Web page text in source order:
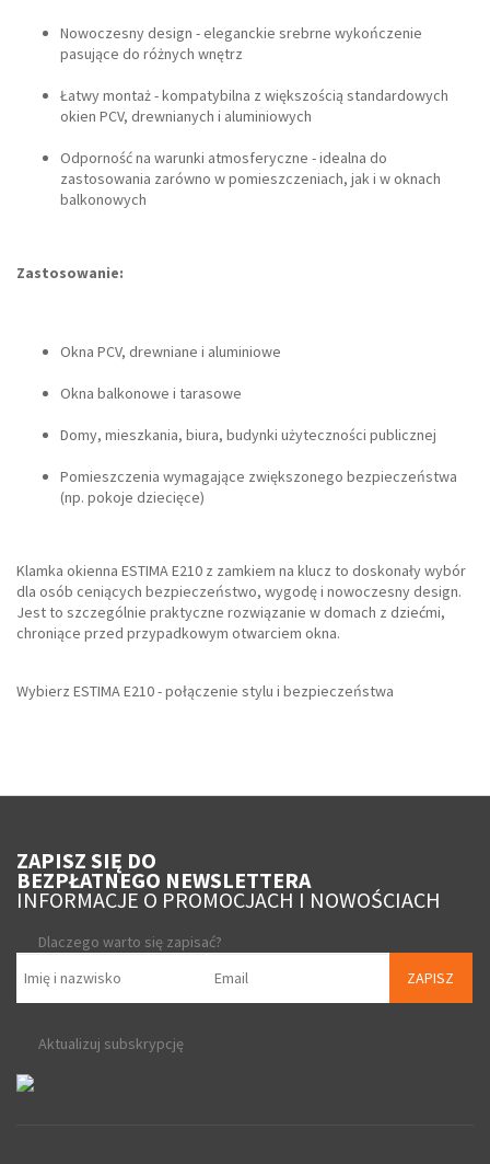
Nowoczesny design - eleganckie srebrne wykończenie
pasujące do różnych wnętrz
Łatwy montaż - kompatybilna z większością standardowych
okien PCV, drewnianych i aluminiowych
Odporność na warunki atmosferyczne - idealna do
zastosowania zarówno w pomieszczeniach, jak i w oknach
balkonowych
Zastosowanie:
Okna PCV, drewniane i aluminiowe
Okna balkonowe i tarasowe
Domy, mieszkania, biura, budynki użyteczności publicznej
Pomieszczenia wymagające zwiększonego bezpieczeństwa
(np. pokoje dziecięce)
Klamka okienna ESTIMA E210 z zamkiem na klucz to doskonały wybór
dla osób ceniących bezpieczeństwo, wygodę i nowoczesny design.
Jest to szczególnie praktyczne rozwiązanie w domach z dziećmi,
chroniące przed przypadkowym otwarciem okna.
Wybierz ESTIMA E210 - połączenie stylu i bezpieczeństwa
ZAPISZ SIĘ DO
BEZPŁATNEGO NEWSLETTERA
INFORMACJE O PROMOCJACH I NOWOŚCIACH
Dlaczego warto się zapisać?
ZAPISZ
Aktualizuj subskrypcję